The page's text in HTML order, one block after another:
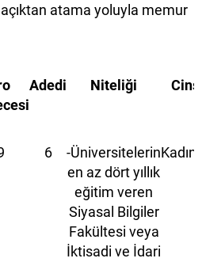
atama yoluyla memur
Adedi Niteliği
6
-Üniversitelerin
en az dört yıllık
eğitim veren
Siyasal Bilgiler
Fakültesi veya
İktisadi ve İdari